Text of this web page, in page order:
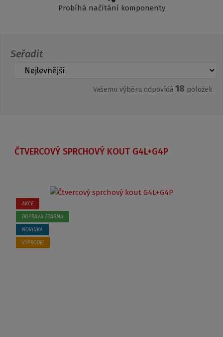
Probíhá načítání komponenty
Seřadit
Vašemu výběru odpovídá 18 položek
ČTVERCOVÝ SPRCHOVÝ KOUT G4L+G4P
AKCE
DOPRAVA ZDARMA
NOVINKA
VÝPRODEJ